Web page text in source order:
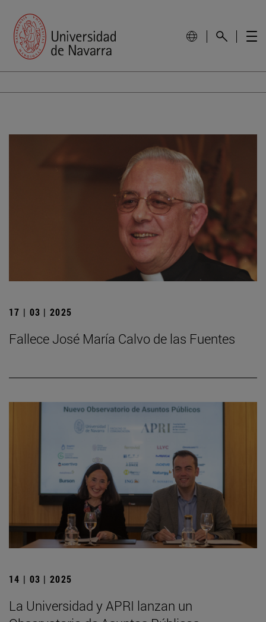
17 | 03 | 2025
Fallece José María Calvo de las Fuentes
14 | 03 | 2025
La Universidad y APRI lanzan un